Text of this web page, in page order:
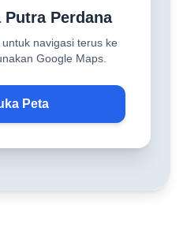
Perdana
navigasi terus ke
Google Maps.
Peta